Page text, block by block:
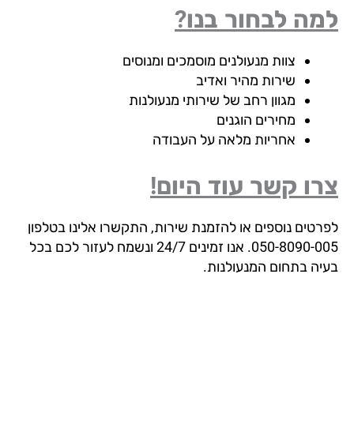
לבחור בנו?
צוות מנעולנים מוסמכים ומנוסים
שירות מהיר ואדיב
מגוון רחב של שירותי מנעולנות
מחירים הוגנים
אחריות מלאה על העבודה
קשר עוד היום!
נוספים או להזמנת שירות, התקשרו אלינו בטלפון
050-8090-005. אנו זמינים 24/7 ונשמח לעזור לכם בכל
בתחום המנעולנות.